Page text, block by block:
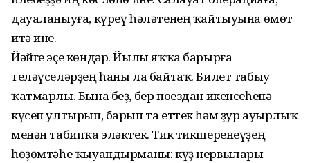
дауала­ныуға, күреү һәләтенең ҡайты­уына өмөт
итә ине.
Йәйге эҫе көндәр. Йылы яҡҡа барырға
теләүселәрҙең һаны ла байтаҡ. Билет табыу
ҡатмарлы. Бына беҙ, бер поездан икен­сеһенә
күсеп ултырып, барып та еттек һәм ҙур ауырлыҡ
менән табипҡа эләктек. Тик тикше­ренеүҙең
һөҙөмтәһе ҡыуандыр­маны: күҙ нервылары